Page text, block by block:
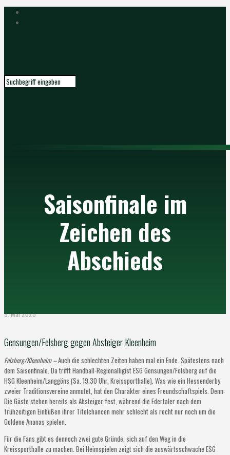
Saisonfinale im
Zeichen des
Abschieds
9. Mai 2025
Gensungen/Felsberg gegen Absteiger Kleenheim
Felsberg/Kleenheim –Auch die schlechten Zeiten haben mal ein Ende. Spätestens nach
dem Saisonfinale. Da trifft Handball-Regionalligist ESG Gensungen/Felsberg auf die
HSG Kleenheim/Langgöns (Sa. 19.30 Uhr, Kreissporthalle). Was wie ein Hessenderby
zweier Traditionsvereine anmutet, hat den Charakter eines Freundschaftspiels. Denn:
Die Gäste stehen bereits als Absteiger fest, während die Edertaler nach dem
frühzeitigen Einbüßen ihrer Titelchancen mehr schlecht als recht nur noch um die
Goldene Ananas spielen.
Für die Fans gibt es dennoch zwei gute Gründe, sich auf den Weg in die
Kreissporthalle zu machen. Bei Heimspielen zeigt sich die auswärtsschwache ESG